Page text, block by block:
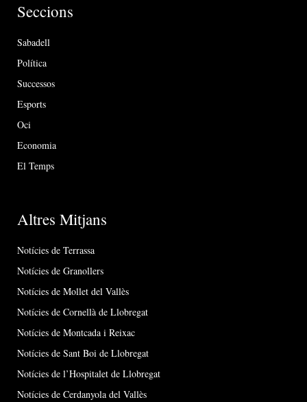
Seccions
Sabadell
Política
Successos
Esports
Oci
Economia
El Temps
Altres Mitjans
Notícies de Terrassa
Notícies de Granollers
Notícies de Mollet del Vallès
Notícies de Cornellà de Llobregat
Notícies de Montcada i Reixac
Notícies de Sant Boi de Llobregat
Notícies de l’Hospitalet de Llobregat
Notícies de Cerdanyola del Vallès